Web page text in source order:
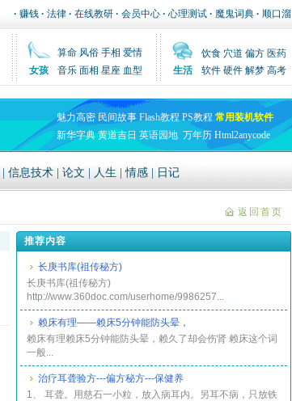
· 赚钱 · 法律 · 在线教研 · 会员中心 · 心理测试 · 魔鬼词典 · 顺口溜
算命 风俗 手相 爱情
女孩
音乐 面相 星座 血型
饮食 穴道 偏方 医药
生活
软件 硬件 解梦 高考
魅力高密 民间故事 Flash教程 PS教程 常用装机软件
新华字典 黄道吉日 英语园地 万年历 Html2anycode
信息技术 论文 人生 |情感 日记
返回首页
推荐内容
长庚书库(祖传秘方)
长庚书库(祖传秘方)
http://www.360doc.com/userhome/9986257...
赖床有理——赖床5分钟能防头晕，
赖床有理赖床5分钟能防头晕，赖久了却会伤肾 赖床这个词
一般...
治疗耳聋验方---偏方秘方---保健养
1、 耳聋。用慈石一小粒，放入病耳内。另耳不病，只放铁